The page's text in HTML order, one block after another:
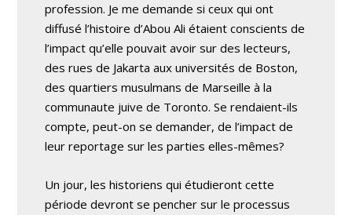
profession. Je me demande si ceux qui ont
diffusé l’histoire d’Abou Ali étaient conscients de
l’impact qu’elle pouvait avoir sur des lecteurs,
des rues de Jakarta aux universités de Boston,
des quartiers musulmans de Marseille à la
communaute juive de Toronto. Se rendaient-ils
compte, peut-on se demander, de l’impact de
leur reportage sur les parties elles-mêmes?
Un jour, les historiens qui étudieront cette
période devront se pencher sur le processus